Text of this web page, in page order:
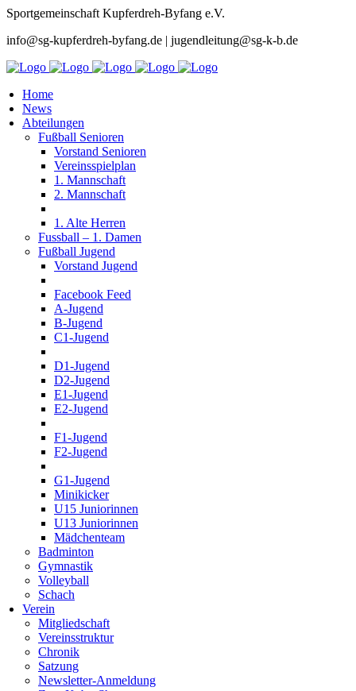
Sportgemeinschaft Kupferdreh-Byfang e.V.
info@sg-kupferdreh-byfang.de | jugendleitung@sg-k-b.de
Home
News
Abteilungen
Fußball Senioren
Vorstand Senioren
Vereinsspielplan
1. Mannschaft
2. Mannschaft
1. Alte Herren
Fussball – 1. Damen
Fußball Jugend
Vorstand Jugend
Facebook Feed
A-Jugend
B-Jugend
C1-Jugend
D1-Jugend
D2-Jugend
E1-Jugend
E2-Jugend
F1-Jugend
F2-Jugend
G1-Jugend
Minikicker
U15 Juniorinnen
U13 Juniorinnen
Mädchenteam
Badminton
Gymnastik
Volleyball
Schach
Verein
Mitgliedschaft
Vereinsstruktur
Chronik
Satzung
Newsletter-Anmeldung